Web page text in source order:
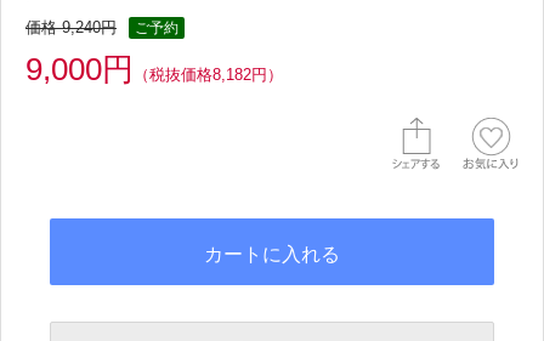
価格 9,240円 ご予約
9,000円 （税抜価格8,182円）